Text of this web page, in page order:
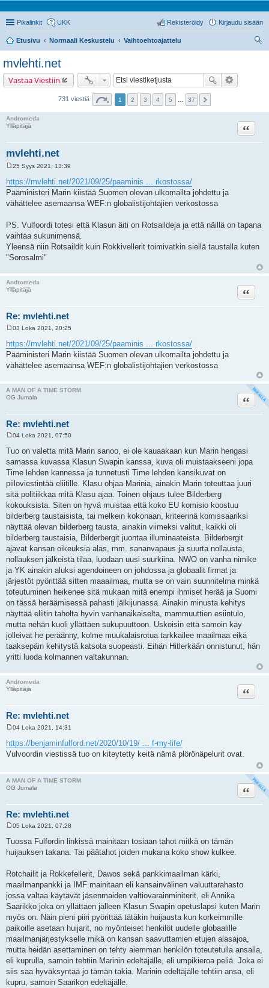
Pikalinkit UKK Kirjaudu sisään
Rekisteröidy
Etusivu Normaali Keskustelu
Vaihtoehtoajattelu
mvlehti.net
Vastaa Viestiin
731 viestiä 1 2 3 4 5 37
Andromeda
Ylläpitäjä
mvlehti.net
Lainaa
i
e
s
t
i
25 Syys 2021, 13:39
https://mvlehti.net/2021/09/25/paaminis ... rkostossa/
Pääministeri Marin kiistää Suomen olevan ulkomailta johdettu ja
vähättelee asemaansa WEF:n globalistijohtajien verkostossa
PS. Vulfoordi totesi että Klasun äiti on Rotsaildeja ja että näillä on tapana
vaihtaa sukunimensä.
Yleensä niin Rotsaildit kuin Rokkivellerit toimivatkin siellä taustalla kuten
"Sorosalmi"
Andromeda
Ylläpitäjä
Re: mvlehti.net
Lainaa
i
e
s
t
i
03 Loka 2021, 20:25
https://mvlehti.net/2021/09/25/paaminis ... rkostossa/
Pääministeri Marin kiistää Suomen olevan ulkomailta johdettu ja
vähättelee asemaansa WEF:n globalistijohtajien verkostossa
A MAN OF A TIME STORM
OG Jumala
Re: mvlehti.net
Lainaa
e
s
i
04 Loka 2021, 07:50
Tuo on valetta mitä Marin sanoo, ei ole kauaakaan kun Marin hengasi
samassa kuvassa Klasun Swapin kanssa, kuva oli muistaakseeni jopa
Time lehden kannessa ja tunnetusti Time lehden kansikuvat on
piiloviestintää eliitille. Klasu ohjaa Marinia, ainakin Marin toteuttaa juuri
sitä politiikkaa mitä Klasu ajaa. Toinen ohjaus tulee Bilderberg
kokouksista. Siten on hyvä muistaa että koko EU komisio koostuu
bilderberg taustaisista, tai melkein kokonaan, kriteerinä komissaariksi
näyttää olevan bilderberg tausta, ainakin viimeksi valitut, kaikki oli
bilderberg taustaisia, Bilderbergit juontaa illuminaateista. Bilderbergit
ajavat kansan oikeuksia alas, mm. sananvapaus ja suurta nollausta,
nollauksen jälkeistä tilaa, luodaan uusi suurkiina. NWO on vanha nimike
ja YK ainakin aluksi agendoineen on johdossa ja globaalit firmat ja
järjestöt pyörittää sitten maaailmaa, mutta se on vain suunnitelma minkä
toteutuminen heikenee sitä mukaan mitä enempi ihmiset herää ja Suomi
on tässä heräämisessä pahasti jälkijunassa. Ainakin minusta kehitys
näyttää eliitin taholta hyvin vanhanaikaiselta, mammuuttien esiintulo,
mutta nehän kuoli yllättäen sukupuuttoon. Uskoisin että samoin käy
jolleivat he peräänny, kolme muukalaisrotua tarkkailee maailmaa eikä
taaksepäin kehitystä katsota suopeasti. Eihän Hitlerkään onnistunut, hän
yritti luoda kolmannen valtakunnan.
Andromeda
Ylläpitäjä
Re: mvlehti.net
Lainaa
i
e
s
04 Loka 2021, 14:31
https://benjaminfulford.net/2020/10/19/ ... f-my-life/
Vulvoordin viestissä tuo on kiteytetty keitä nämä plörönäpelurit ovat.
A MAN OF A TIME STORM
OG Jumala
Re: mvlehti.net
Lainaa
e
s
05 Loka 2021, 07:28
Tuossa Fulfordin linkissä mainitaan tosiaan tahot mitkä on tämän
huijauksen takana. Tai päätahot joiden mukana koko show kulkee.
Rotchailit ja Rokkefellerit, Dawos sekä pankkimaailman kärki,
maailmanpankki ja IMF mainitaan eli kansainvälinen valuuttarahasto
jossa valtaa käytävät jäsenmaiden valtiovarainminiterit, eli Annika
Saarikko joka on yllättäen jälleen Klasun Swapin opetuslapsi kuten Marin
myös on. Näin pieni piiri pyörittää tätäkin huijausta kun korkeimmille
paikoille asetaan huijarit, no myönteiset henkilöt uudelle globaalille
maailmanjärjestykselle mikä on kansan saavuttamien etujen alasajoa,
mutta heidän asettaminen on tehty aiemman henkilön toteutetulla ansalla,
eli kuprulla, samoin tehtiin Marinin edeltäjälle, eli umpikieroa peliä. Joka ei
siis saa hyväksyntää jo tämän takia. Marinin edeltäjälle tehtiin ansa, eli
kupru, samoin Saarikon edeltäjälle.